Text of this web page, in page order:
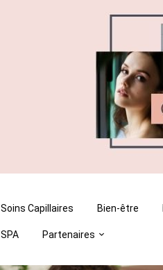
Soins Capillaires Bien-être
SPA Partenaires